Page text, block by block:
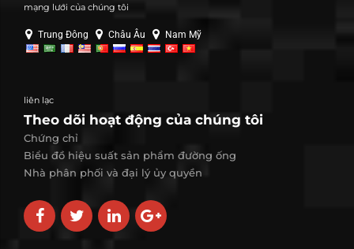
mạng lưới của chúng tôi
Trung Đông Châu Âu Nam Mỹ
liên lạc
Theo dõi hoạt động của chúng tôi
Chứng chỉ
Biểu đồ hiệu suất sản phẩm đường ống
Nhà phân phối và đại lý ủy quyền